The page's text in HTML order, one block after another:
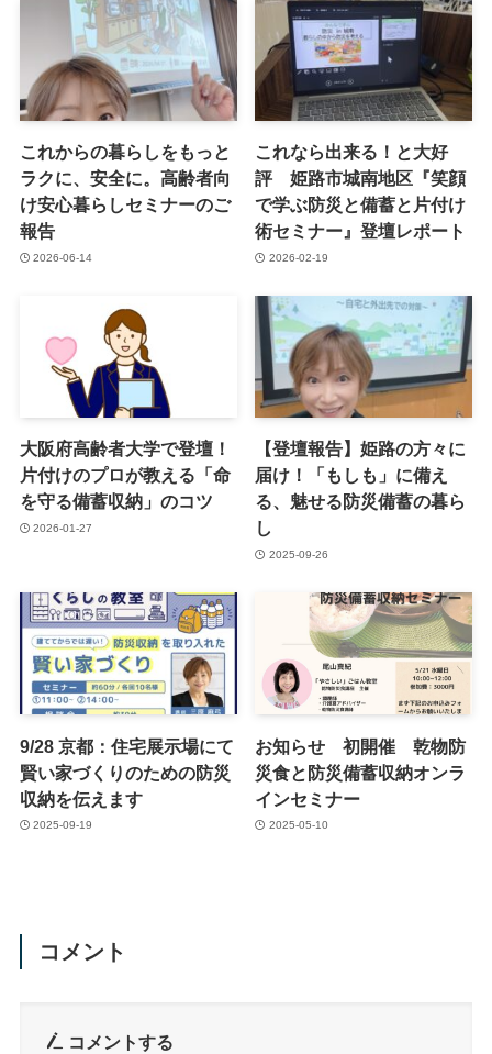
これからの暮らしをもっと
ラクに、安全に。高齢者向
け安心暮らしセミナーのご
報告
2026-06-14
これなら出来る！と大好
評 姫路市城南地区『笑顔
で学ぶ防災と備蓄と片付け
術セミナー』登壇レポート
2026-02-19
大阪府高齢者大学で登壇！
片付けのプロが教える「命
を守る備蓄収納」のコツ
2026-01-27
【登壇報告】姫路の方々に
届け！「もしも」に備え
る、魅せる防災備蓄の暮ら
し
2025-09-26
9/28 京都：住宅展示場にて
賢い家づくりのための防災
収納を伝えます
2025-09-19
お知らせ 初開催 乾物防
災食と防災備蓄収納オンラ
インセミナー
2025-05-10
コメント
コメントする